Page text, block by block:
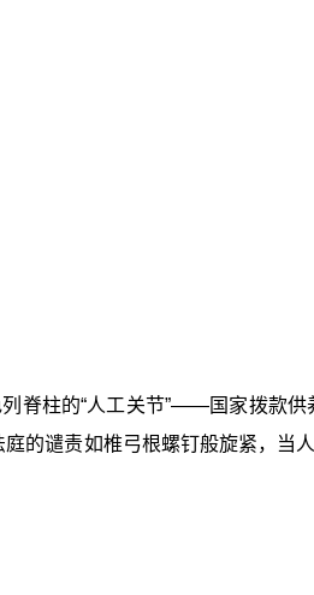
脊柱的“人工关节”——国家拨款
的谴责如椎弓根螺钉般旋紧，